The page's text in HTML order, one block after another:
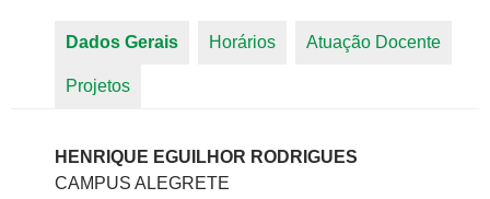
Dados Gerais (aba ativa)
Horários Atuação Docente
Projetos
HENRIQUE EGUILHOR RODRIGUES
CAMPUS ALEGRETE